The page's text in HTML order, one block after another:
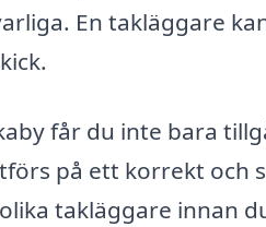
En takläggare
får du inte bara
på ett korrekt och
takläggare innan